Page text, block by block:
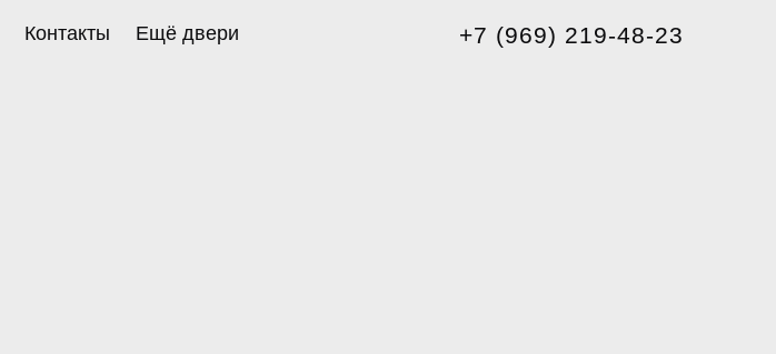
Контакты Ещё двери +7 (969) 219-48-23